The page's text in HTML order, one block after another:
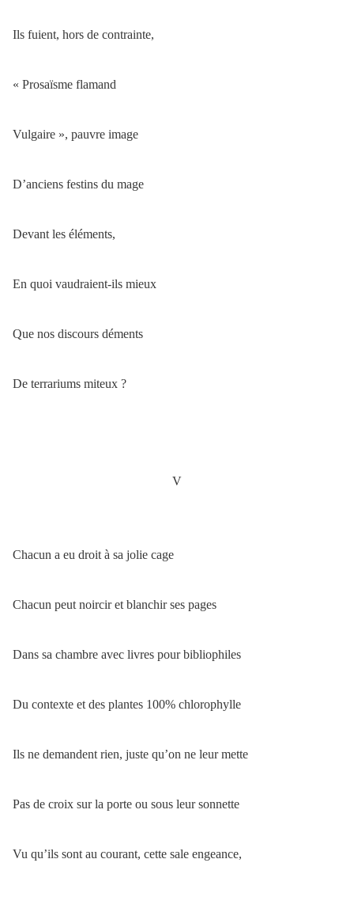
Ils fuient, hors de contrainte,
« Prosaïsme flamand
Vulgaire », pauvre image
D’anciens festins du mage
Devant les éléments,
En quoi vaudraient-ils mieux
Que nos discours déments
De terrariums miteux ?
V
Chacun a eu droit à sa jolie cage
Chacun peut noircir et blanchir ses pages
Dans sa chambre avec livres pour bibliophiles
Du contexte et des plantes 100% chlorophylle
Ils ne demandent rien, juste qu’on ne leur mette
Pas de croix sur la porte ou sous leur sonnette
Vu qu’ils sont au courant, cette sale engeance,